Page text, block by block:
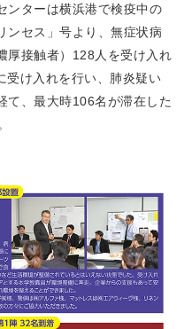
ターは横浜港で検疫中の
ンセス」号より、無症状病
厚接触者）128人を受け入れ
受け入れを行い、肺炎疑い
て、最大時106名が滞在した